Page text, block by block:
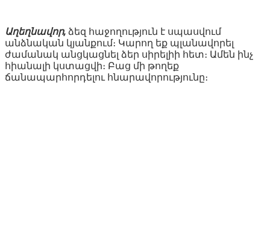
Աղեղնավոր, ձեզ հաջողություն է սպասվում
անձնական կյանքում։ Կարող եք պլանավորել
ժամանակ անցկացնել ձեր սիրելիի հետ։ Ամեն ինչ
հիանալի կստացվի։ Բաց մի թողեք
ճանապարհորդելու հնարավորությունը։